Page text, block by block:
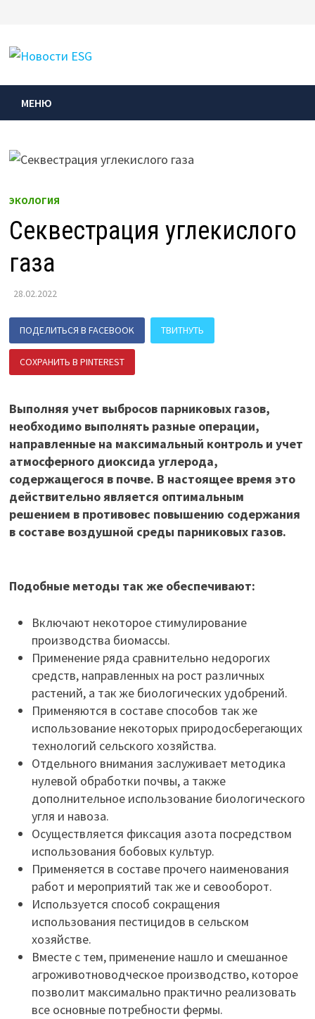
содержимому
МЕНЮ
ЭКОЛОГИЯ
Секвестрация углекислого
газа
28.02.2022
ПОДЕЛИТЬСЯ В FACEBOOK ТВИТНУТЬ
СОХРАНИТЬ В PINTEREST
Выполняя учет выбросов парниковых газов,
необходимо выполнять разные операции,
направленные на максимальный контроль и учет
атмосферного диоксида углерода,
содержащегося в почве. В настоящее время это
действительно является оптимальным
решением в противовес повышению содержания
в составе воздушной среды парниковых газов.
Подобные методы так же обеспечивают:
Включают некоторое стимулирование
производства биомассы.
Применение ряда сравнительно недорогих
средств, направленных на рост различных
растений, а так же биологических удобрений.
Применяются в составе способов так же
использование некоторых природосберегающих
технологий сельского хозяйства.
Отдельного внимания заслуживает методика
нулевой обработки почвы, а также
дополнительное использование биологического
угля и навоза.
Осуществляется фиксация азота посредством
использования бобовых культур.
Применяется в составе прочего наименования
работ и мероприятий так же и севооборот.
Используется способ сокращения
использования пестицидов в сельском
хозяйстве.
Вместе с тем, применение нашло и смешанное
агроживотноводческое производство, которое
позволит максимально практично реализовать
все основные потребности фермы.